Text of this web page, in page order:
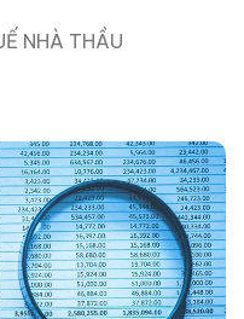
NHÀ THẦU